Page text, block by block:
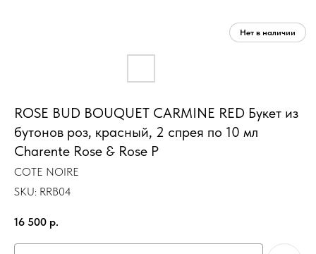
ROSE BUD BOUQUET CARMINE RED Букет из
бутонов роз, красный, 2 спрея по 10 мл
Charente Rose & Rose P
COTE NOIRE
SKU: RRB04
16 500 р.